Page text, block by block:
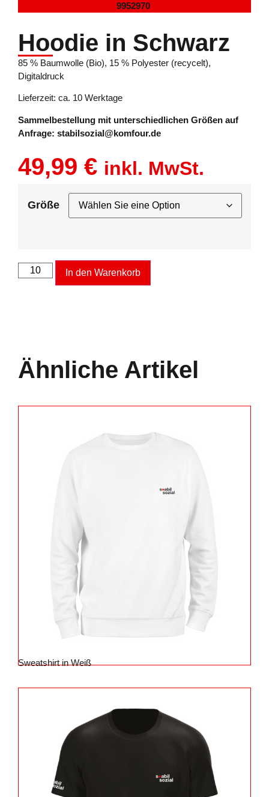
9952970
Hoodie in Schwarz
85 % Baumwolle (Bio), 15 % Polyester (recycelt),
Digitaldruck
Lieferzeit: ca. 10 Werktage
Sammelbestellung mit unterschiedlichen Größen auf
Anfrage: stabilsozial@komfour.de
49,99 € inkl. MwSt.
Größe
In den Warenkorb
Ähnliche Artikel
Sweatshirt in Weiß